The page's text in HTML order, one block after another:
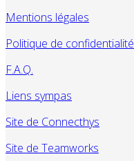
Mentions légales
Politique de confidentialité
F.A.Q.
Liens sympas
Site de Connecthys
Site de Teamworks